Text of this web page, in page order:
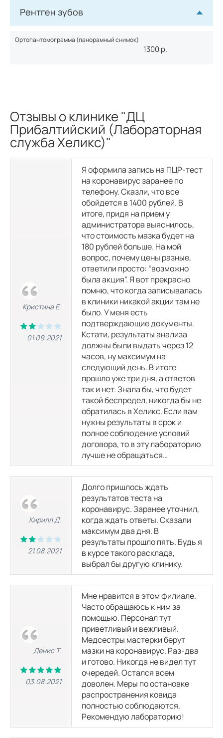
Рентген зубов
1300 р.
Ортопантомограмма (панорамный снимок)
Отзывы о клинике "ДЦ
Прибалтийский (Лабораторная
служба Хеликс)"
Кристина Е.
01.09.2021
Я оформила запись на ПЦР-тест
на коронавирус заранее по
телефону. Сказли, что все
обойдется в 1400 рублей. В
итоге, придя на прием у
администратора выяснилось,
что стоимость мазка будет на
180 рублей больше. На мой
вопрос, почему цены разные,
ответили просто: “возможно
была акция”. Я вот прекрасно
помню, что когда записывалась
в клиники никакой акции там не
было. У меня есть
подтверждающие документы.
Кстати, результаты анализа
должны были выдать через 12
часов, ну максимум на
следующий день. В итоге
прошло уже три дня, а ответов
так и нет. Знала бы, что будет
такой беспредел, никогда бы не
обратилась в Хеликс. Если вам
нужны результаты в срок и
полное соблюдение условий
договора, то в эту лабораторию
лучше не обращаться…
Кирилл Д.
21.08.2021
Долго пришлось ждать
результатов теста на
коронавирус. Заранее уточнил,
когда ждать ответы. Сказали
максимум два дня. В
результаты прошло пять. Будь я
в курсе такого расклада,
выбрал бы другую клинику.
Денис Т.
03.08.2021
Мне нравится в этом филиале.
Часто обращаюсь к ним за
помощью. Персонал тут
приветливый и вежливый.
Медсестры мастерки берут
мазки на коронавирус. Раз-два
и готово. Никогда не видел тут
очередей. Остался всем
доволен. Меры по остановке
распространения ковида
полностью соблюдаются.
Рекомендую лабораторию!